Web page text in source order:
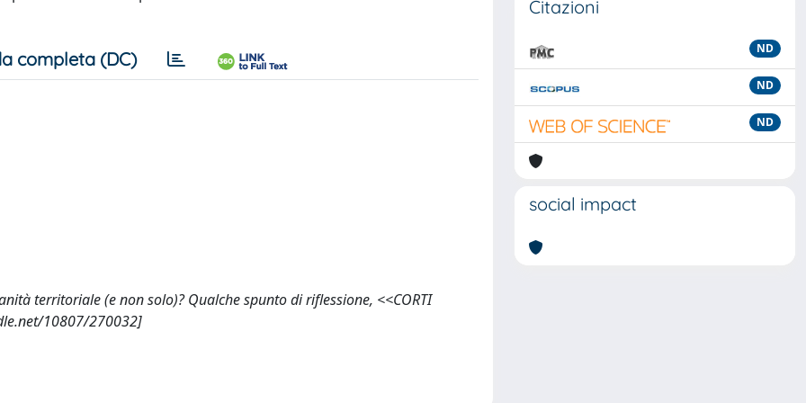
completa (DC)
territoriale (e non solo)? Qualche spunto di riflessione, <<CORTI
10807/270032]
Citazioni
ND
ND
ND
social impact